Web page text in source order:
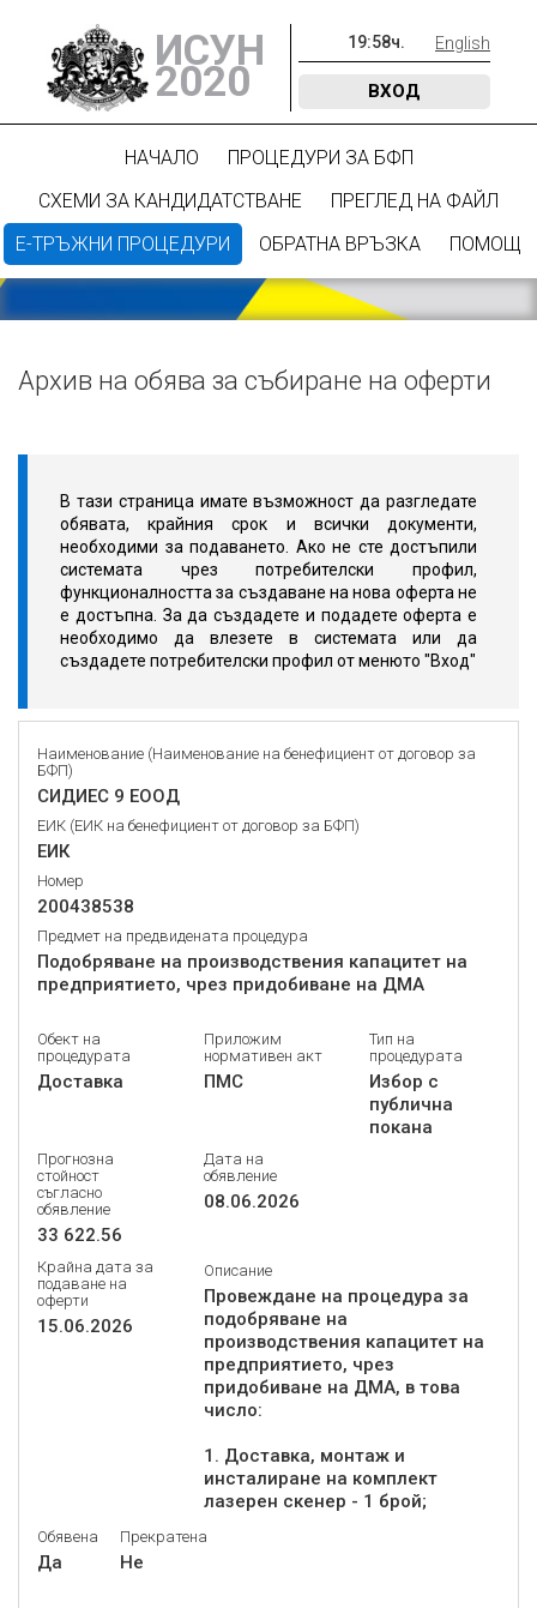
ИСУН
2020
19:58ч. English
ВХОД
НАЧАЛО
ПРОЦЕДУРИ ЗА БФП
СХЕМИ ЗА КАНДИДАТСТВАНЕ
ПРЕГЛЕД НА ФАЙЛ
Е-ТРЪЖНИ ПРОЦЕДУРИ
ОБРАТНА ВРЪЗКА ПОМОЩ
Архив на обява за събиране на оферти
В тази страница имате възможност да разгледате
обявата, крайния срок и всички документи,
необходими за подаването. Ако не сте достъпили
системата чрез потребителски профил,
функционалността за създаване на нова оферта не
е достъпна. За да създадете и подадете оферта е
необходимо да влезете в системата или да
създадете потребителски профил от менюто "Вход"
Наименование (Наименование на бенефициент от договор за
БФП)
СИДИЕС 9 ЕООД
ЕИК (ЕИК на бенефициент от договор за БФП)
ЕИК
Номер
200438538
Предмет на предвидената процедура
Подобряване на производствения капацитет на
предприятието, чрез придобиване на ДМА
Обект на
процедурата
Доставка
Приложим
нормативен акт
ПМС
Тип на
процедурата
Избор с
публична
покана
Прогнозна
стойност
съгласно
обявление
33 622.56
Дата на
обявление
08.06.2026
Крайна дата за
подаване на
оферти
15.06.2026
Описание
Провеждане на процедура за
подобряване на
производствения капацитет на
предприятието, чрез
придобиване на ДМА, в това
число:
1. Доставка, монтаж и
инсталиране на комплект
лазерен скенер - 1 брой;
Обявена
Да
Прекратена
Не